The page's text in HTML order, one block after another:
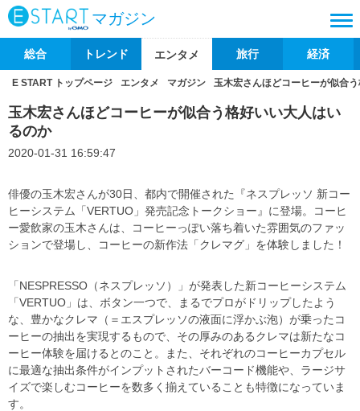
マガジン
総合 トレンド エンタメ 旅行 経済
E START トップページ エンタメ マガジン 玉木宏さんほどコーヒーが似合
玉木宏さんほどコーヒーが似合う格好いい大人はい
るのか
2020-01-31 16:59:47
俳優の玉木宏さんが30日、都内で開催された『ネスプレッソ 新コー
ヒーシステム「VERTUO」発売記念トークショー』に登場。コーヒ
ー愛飲家の玉木さんは、コーヒーっぽい落ち着いた雰囲気のファッ
ションで登場し、コーヒーの新作法「クレマグ」を体験しました！
「NESPRESSO（ネスプレッソ）」が発表した新コーヒーシステム
「VERTUO」は、ボタン一つで、まるでプロがドリップしたよう
な、豊かなクレマ（＝エスプレッソの液面に浮かぶ泡）が乗ったコ
ーヒーの抽出を実現するもので、その厚みのあるクレマは新たなコ
ーヒー体験を届けるとのこと。また、それぞれのコーヒーカプセル
に最適な抽出条件がインプットされたバーコード機能や、ラージサ
イズで楽しむコーヒーを数多く揃えていることも特徴になっていま
す。